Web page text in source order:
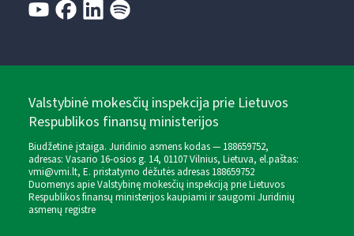
Valstybinė mokesčių inspekcija prie Lietuvos
Respublikos finansų ministerijos
Biudžetinė įstaiga. Juridinio asmens kodas — 188659752,
adresas: Vasario 16-osios g. 14, 01107 Vilnius, Lietuva, el.paštas:
vmi@vmi.lt, E. pristatymo dėžutės adresas 188659752
Duomenys apie Valstybinę mokesčių inspekciją prie Lietuvos
Respublikos finansų ministerijos kaupiami ir saugomi Juridinių
asmenų registre